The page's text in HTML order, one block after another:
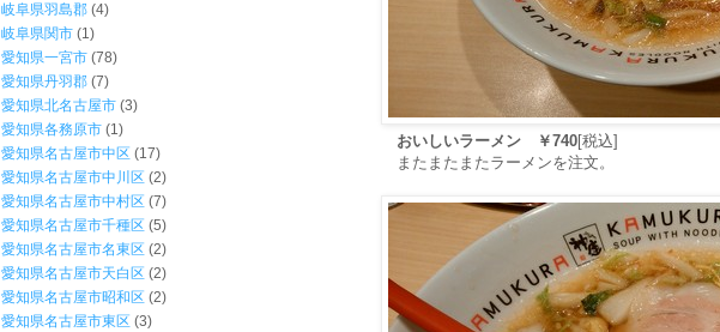
おいしいラーメン ￥740[税込]
またまたまたラーメンを注文。
岐阜県羽島郡 (4)
岐阜県関市 (1)
愛知県一宮市 (78)
愛知県丹羽郡 (7)
愛知県北名古屋市 (3)
愛知県各務原市 (1)
愛知県名古屋市中区 (17)
愛知県名古屋市中川区 (2)
愛知県名古屋市中村区 (7)
愛知県名古屋市千種区 (5)
愛知県名古屋市名東区 (2)
愛知県名古屋市天白区 (2)
愛知県名古屋市昭和区 (2)
愛知県名古屋市東区 (3)